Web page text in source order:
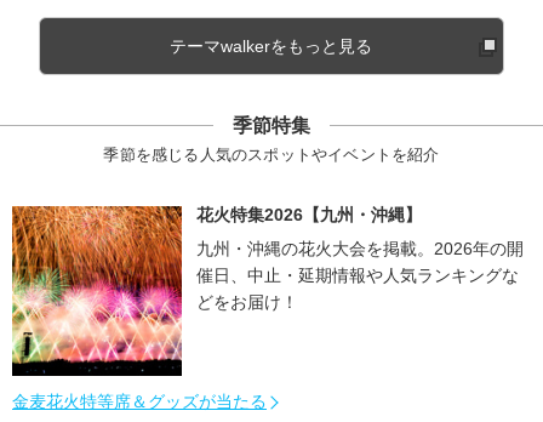
テーマwalkerをもっと見る
季節特集
季節を感じる人気のスポットやイベントを紹介
花火特集2026【九州・沖縄】
九州・沖縄の花火大会を掲載。2026年の開
催日、中止・延期情報や人気ランキングな
どをお届け！
金麦花火特等席＆グッズが当たる